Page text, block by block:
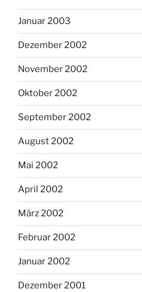
Januar 2003
Dezember 2002
November 2002
Oktober 2002
September 2002
August 2002
Mai 2002
April 2002
März 2002
Februar 2002
Januar 2002
Dezember 2001